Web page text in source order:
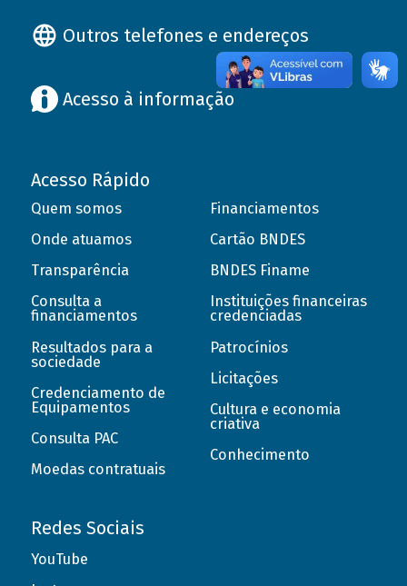
Outros telefones e endereços
Acesso à informação
Acesso Rápido
Quem somos
Onde atuamos
Transparência
Consulta a
financiamentos
Resultados para a
sociedade
Credenciamento de
Equipamentos
Consulta PAC
Moedas contratuais
Financiamentos
Cartão BNDES
BNDES Finame
Instituições financeiras
credenciadas
Patrocínios
Licitações
Cultura e economia
criativa
Conhecimento
Redes Sociais
YouTube